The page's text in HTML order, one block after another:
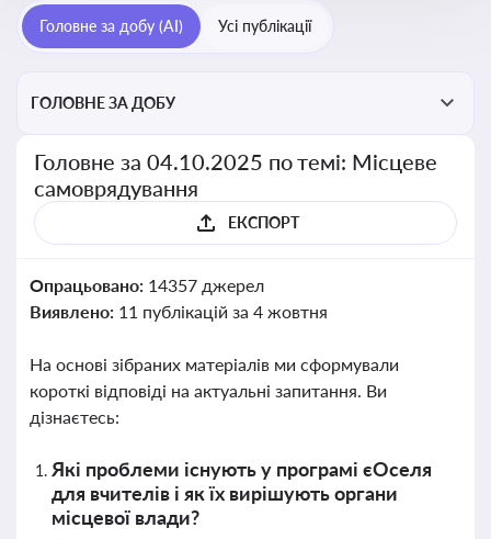
Головне за добу (AI) Усі публікації
ГОЛОВНЕ ЗА ДОБУ
Головне за 04.10.2025 по темі: Місцеве
самоврядування
ЕКСПОРТ
Опрацьовано: 14357 джерел
Виявлено: 11 публікацій за 4 жовтня
На основі зібраних матеріалів ми сформували
короткі відповіді на актуальні запитання. Ви
дізнаєтесь:
Які проблеми існують у програмі єОселя
для вчителів і як їх вирішують органи
місцевої влади?